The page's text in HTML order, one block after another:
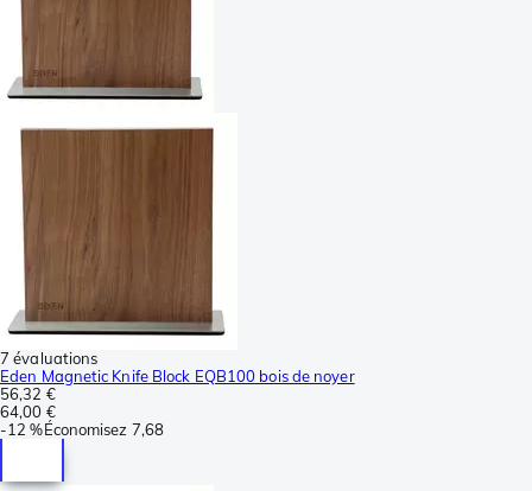
7 évaluations
Eden Magnetic Knife Block EQB100 bois de noyer
56,32 €
64,00 €
-12 %Économisez 7,68